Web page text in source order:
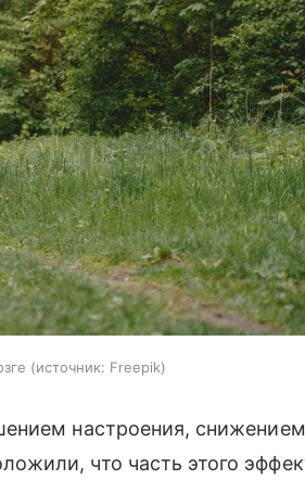
источник: Freepik
настроения,
что часть этого